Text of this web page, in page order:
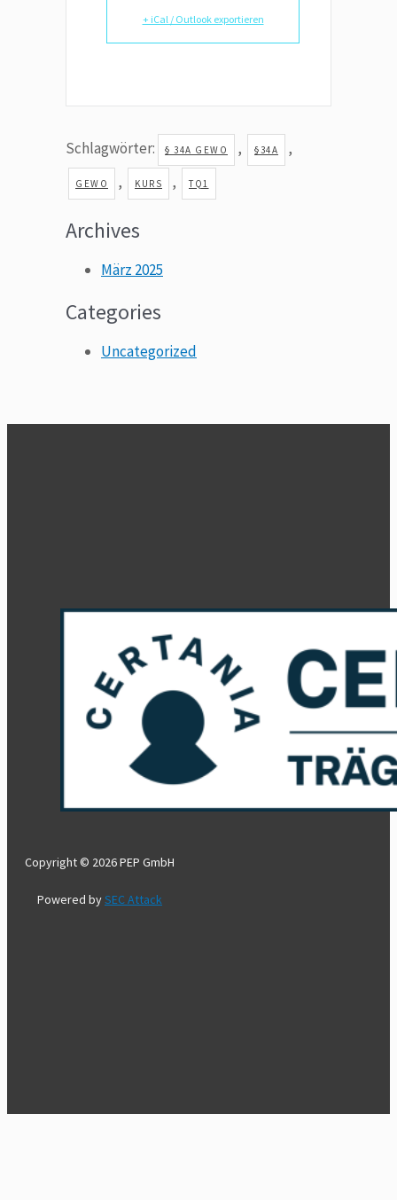
+ iCal / Outlook exportieren
Schlagwörter: § 34A GEWO , §34A ,
GEWO , KURS , TQ1
Archives
März 2025
Categories
Uncategorized
Copyright © 2026 PEP GmbH
Powered bySEC Attack